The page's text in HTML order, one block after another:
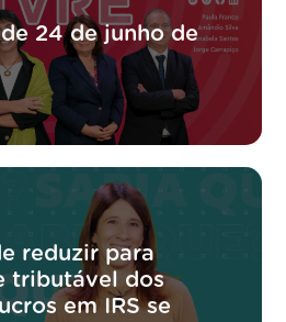
24 de junho de
reduzir para
tributável dos
em IRS se